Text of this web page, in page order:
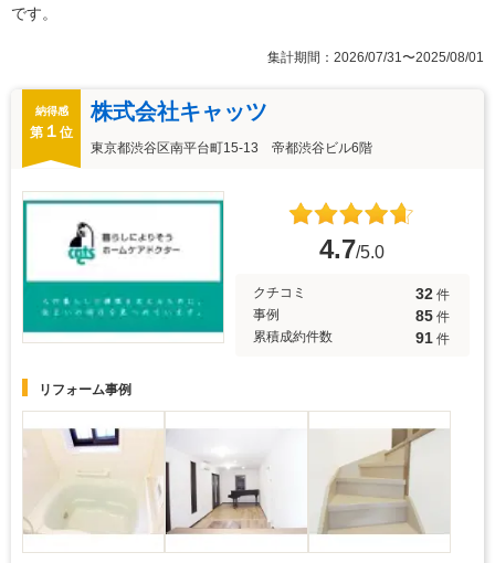
です。
集計期間：2026/07/31〜2025/08/01
納得感
第 １ 位
株式会社キャッツ
東京都渋谷区南平台町15-13 帝都渋谷ビル6階
4.7/5.0
クチコミ 32 件
事例
85 件
累積成約件数
91 件
リフォーム事例